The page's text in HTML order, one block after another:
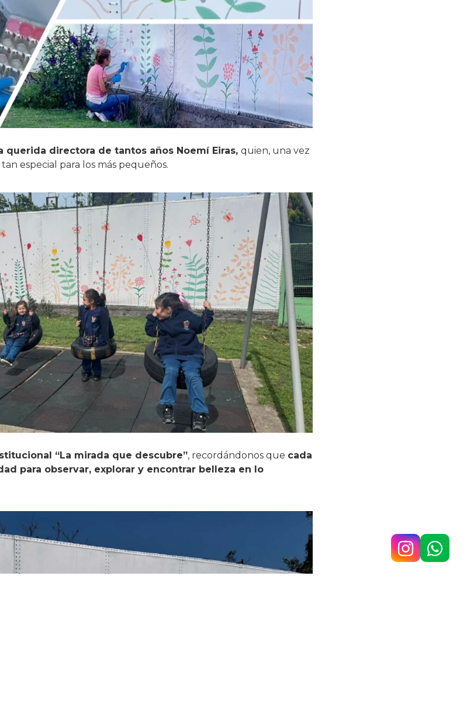
querida directora de tantos años Noemí Eiras, quien, una vez
especial para los más pequeños.
“La mirada que descubre”, recordándonos que cada
para observar, explorar y encontrar belleza en lo